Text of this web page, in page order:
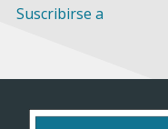
Suscribirse a